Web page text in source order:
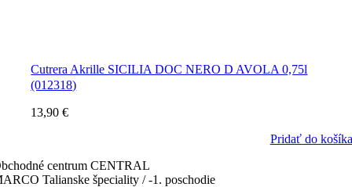
Cutrera Akrille SICILIA DOC NERO D AVOLA 0,75l
(012318)
13,90€
Pridať do košíka
centrum CENTRAL
Talianske špeciality / -1. poschodie